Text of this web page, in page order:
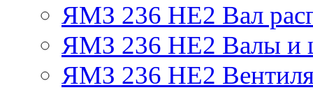
ЯМЗ 236 НЕ2 Вал
ЯМЗ 236 НЕ2 Валы и
ЯМЗ 236 НЕ2